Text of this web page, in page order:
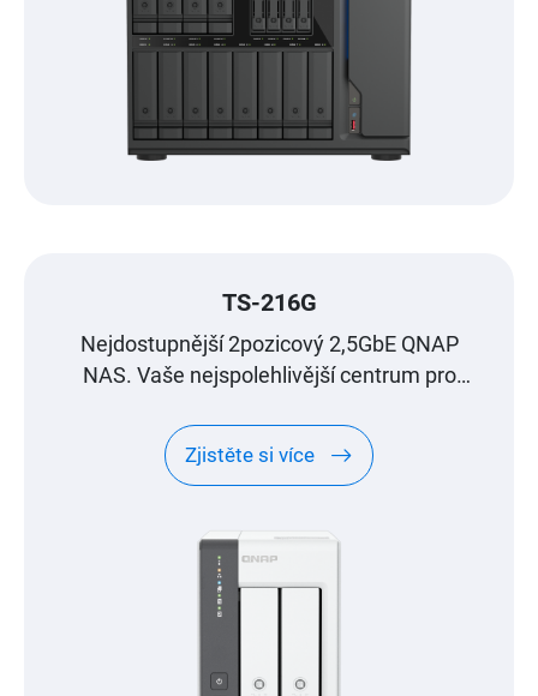
TS-216G
Nejdostupnější 2pozicový 2,5GbE QNAP
NAS. Vaše nejspolehlivější centrum pro
Zjistěte si více